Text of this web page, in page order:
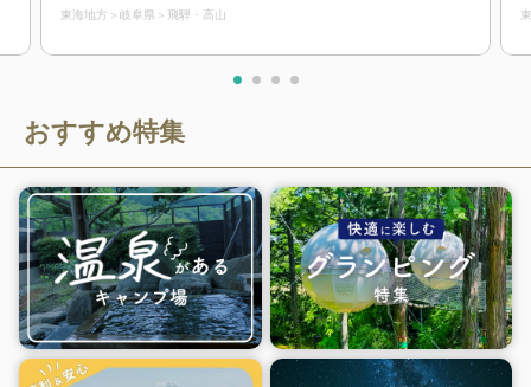
東海地方 岐阜県 飛騨・高山
おすすめ特集